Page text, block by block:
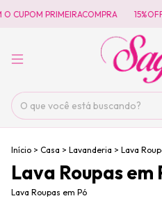
PRIMEIRACOMPRA 15%OFF
Início > Casa > Lavanderia > Lava
Lava Roupas em
Lava Roupas em Pó